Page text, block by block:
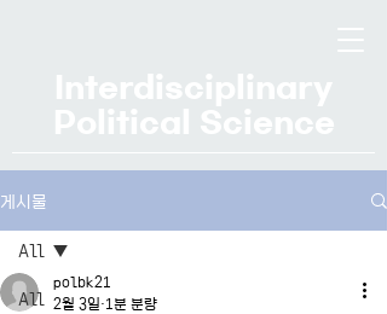
게시물
All
All
polbk21
2월 3일 1분 분량